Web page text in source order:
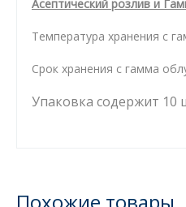
Асептический розлив и
Температура хранения c
Срок хранения c гамма
Упаковка содержит 10